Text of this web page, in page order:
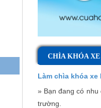
CHÌA KHÓA
Làm chìa khóa xe
» Bạn đang có nhu
trường.